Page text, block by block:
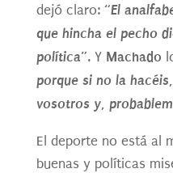
dejó claro:“El
que hincha el pecho
política”. Y Machado
porque si no la
vosotros y,
El deporte no está al
buenas y políticas